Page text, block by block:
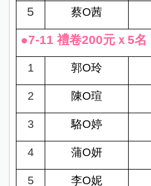
5 蔡O茜
●7-11 禮卷200元ｘ5名
1 郭O玲
2 陳O瑄
3 駱O婷
4 蒲O妍
5 李O妮